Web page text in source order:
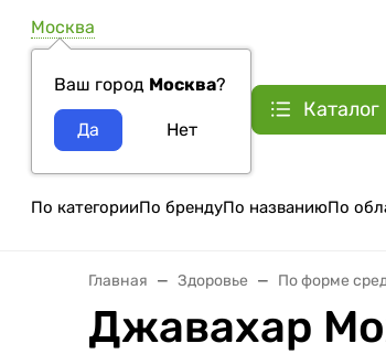
Москва
Ваш город Москва?
Каталог
По категорииПо брендуПо названиюПо
Главная Здоровье По форме
Джавахар